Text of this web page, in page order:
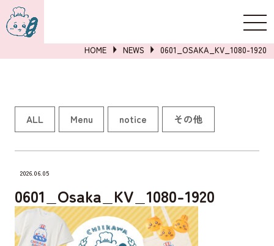
詳しくはこちら
HOME NEWS 0601_OSAKA_KV_1080-1920
ALL Menu notice その他
2026.06.05
0601_Osaka_KV_1080-1920